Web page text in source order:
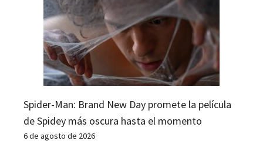
Spider-Man: Brand New Day promete la película
de Spidey más oscura hasta el momento
6 de agosto de 2026